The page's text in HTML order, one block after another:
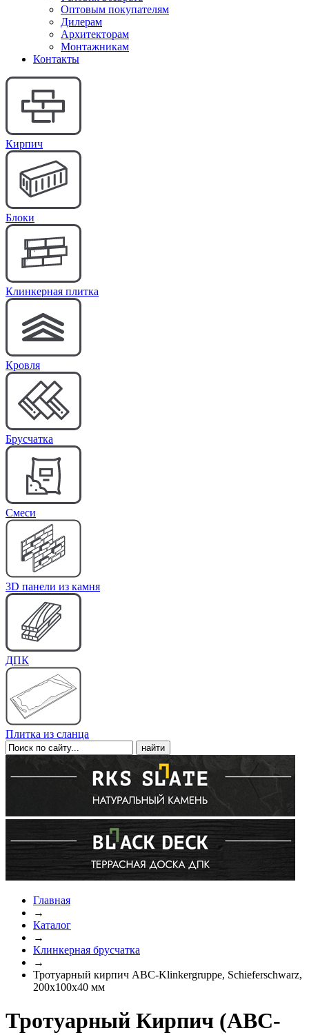
Оптовым покупателям
Дилерам
Архитекторам
Монтажникам
Контакты
Кирпич
Блоки
Клинкерная плитка
Кровля
Брусчатка
Cмеси
3D панели из камня
ДПК
Плитка из сланца
Главная
→
Каталог
→
Клинкерная брусчатка
→
Тротуарный кирпич ABC-Klinkergruppe, Schieferschwarz,
200х100х40 мм
Тротуарный Кирпич (ABC-